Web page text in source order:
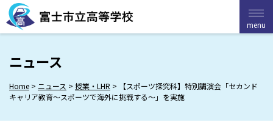
Skip
to
content
ニュース
Home > ニュース > 授業・LHR >
【スポーツ探究科】特別講演会「セカンド
キャリア教育〜スポーツで海外に挑戦する〜」を実施
menu
menu